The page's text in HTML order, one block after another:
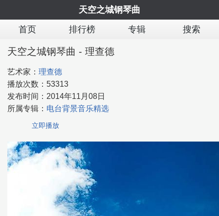
天空之城钢琴曲
首页
排行榜 专辑 搜索
天空之城钢琴曲 - 理查德
艺术家： 理查德
播放次数： 53313
发布时间： 2014年11月08日
所属专辑： 电台背景音乐精选
立即播放